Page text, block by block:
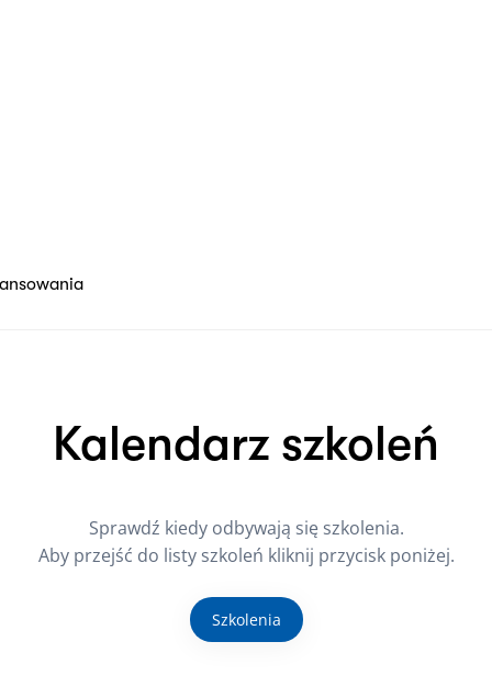
Kalendarz szkoleń
Sprawdź kiedy odbywają się szkolenia.
Aby przejść do listy szkoleń kliknij przycisk poniżej.
Szkolenia